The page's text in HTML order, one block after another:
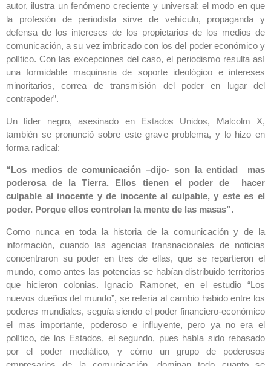
autor, ilustra un fenómeno creciente y universal: el modo en que
la profesión de periodista sirve de vehículo, propaganda y
defensa de los intereses de los propietarios de los medios de
comunicación, a su vez imbricado con los del poder económico y
político. Con las excepciones del caso, el periodismo resulta así
una formidable maquinaria de soporte ideológico e intereses
minoritarios, correa de transmisión del poder en lugar del
contrapoder”.
Un líder negro, asesinado en Estados Unidos, Malcolm X,
también se pronunció sobre este grave problema, y lo hizo en
forma radical:
“Los medios de comunicación –dijo- son la entidad mas
poderosa de la Tierra. Ellos tienen el poder de hacer
culpable al inocente y de inocente al culpable, y este es el
poder. Porque ellos controlan la mente de las masas”.
Como nunca en toda la historia de la comunicación y de la
información, cuando las agencias transnacionales de noticias
concentraron su poder en tres de ellas, que se repartieron el
mundo, como antes las potencias se habían distribuido territorios
que hicieron colonias. Ignacio Ramonet, en el estudio “Los
nuevos dueños del mundo”, se refería al cambio habido entre los
poderes mundiales, seguía siendo el poder financiero-económico
el mas importante, poderoso e influyente, pero ya no era el
político, de los Estados, el segundo, pues había sido rebasado
por el poder mediático, y cómo un grupo de poderosos